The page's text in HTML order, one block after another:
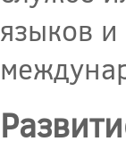
языков